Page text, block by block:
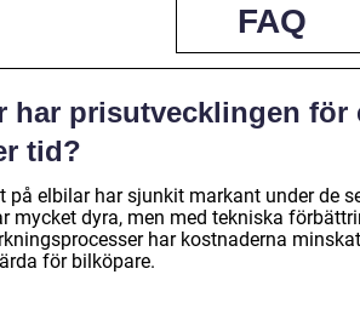
FAQ
har prisutvecklingen för
tid?
på elbilar har sjunkit markant under de
mycket dyra, men med tekniska
har kostnaderna
för bilköpare.